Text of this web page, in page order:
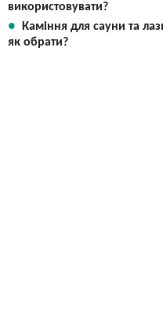
використовувати?
Каміння для сауни та
як обрати?